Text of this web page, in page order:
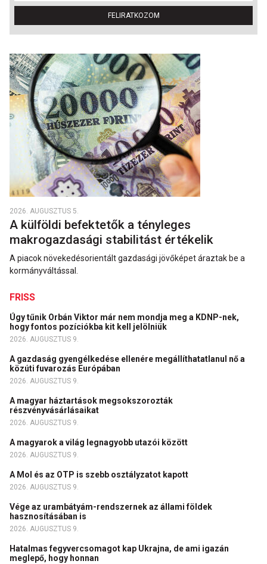
FELIRATKOZOM
2026. AUGUSZTUS 5.
A külföldi befektetők a tényleges
makrogazdasági stabilitást értékelik
A piacok növekedésorientált gazdasági jövőképet áraztak be a
kormányváltással.
FRISS
Úgy tűnik Orbán Viktor már nem mondja meg a KDNP-nek,
hogy fontos pozíciókba kit kell jelölniük
2026. AUGUSZTUS 9.
A gazdaság gyengélkedése ellenére megállíthatatlanul nő a
közúti fuvarozás Európában
2026. AUGUSZTUS 9.
A magyar háztartások megsokszorozták
részvényvásárlásaikat
2026. AUGUSZTUS 9.
A magyarok a világ legnagyobb utazói között
2026. AUGUSZTUS 9.
A Mol és az OTP is szebb osztályzatot kapott
2026. AUGUSZTUS 9.
Vége az urambátyám-rendszernek az állami földek
hasznosításában is
2026. AUGUSZTUS 9.
Hatalmas fegyvercsomagot kap Ukrajna, de ami igazán
meglepő, hogy honnan